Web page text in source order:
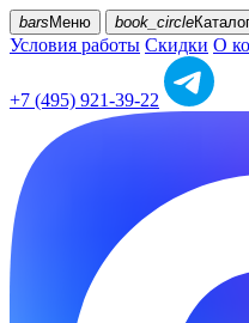
bars Меню book_circle
Условия работы Скидки О
+7 (495) 921-39-22